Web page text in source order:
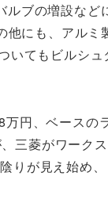
ブの増設など
にも、アルミ
いてもビルシュ
円、ベースの
三菱がワーク
りが見え始め